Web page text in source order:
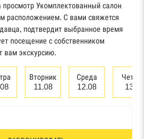
казначейства
дел Высшего
суда
лиц
реестр сведений о
лиц
знаков и знаков обслуживания
просмотр Укомплектованный салон
расположением. С вами свяжется
подтвердит выбранное время
посещение с собственником
вам экскурсию.
Вторник
11.08
Среда
12.08
13.08